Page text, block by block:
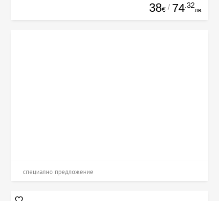
38€ / 74.32
лв.
специално предложение